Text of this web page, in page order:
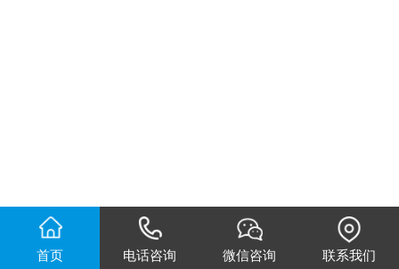
首页 电话咨询 微信咨询 联系我们